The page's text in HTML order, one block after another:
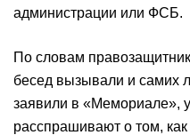
администрации или ФСБ.
По словам
бесед вызывали и самих
заявили в «Мемориале»,
расспрашивают о том, как